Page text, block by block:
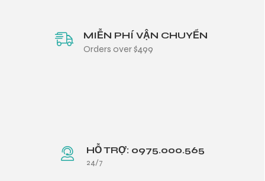
MIỄN PHÍ VẬN CHUYỂN
Orders over $499
HỖ TRỢ: 0975.000.565
24/7